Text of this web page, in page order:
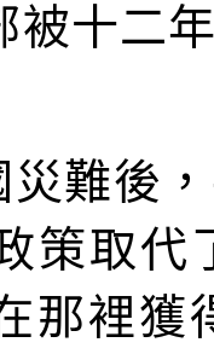
被十二
難後
策取代
那裡獲